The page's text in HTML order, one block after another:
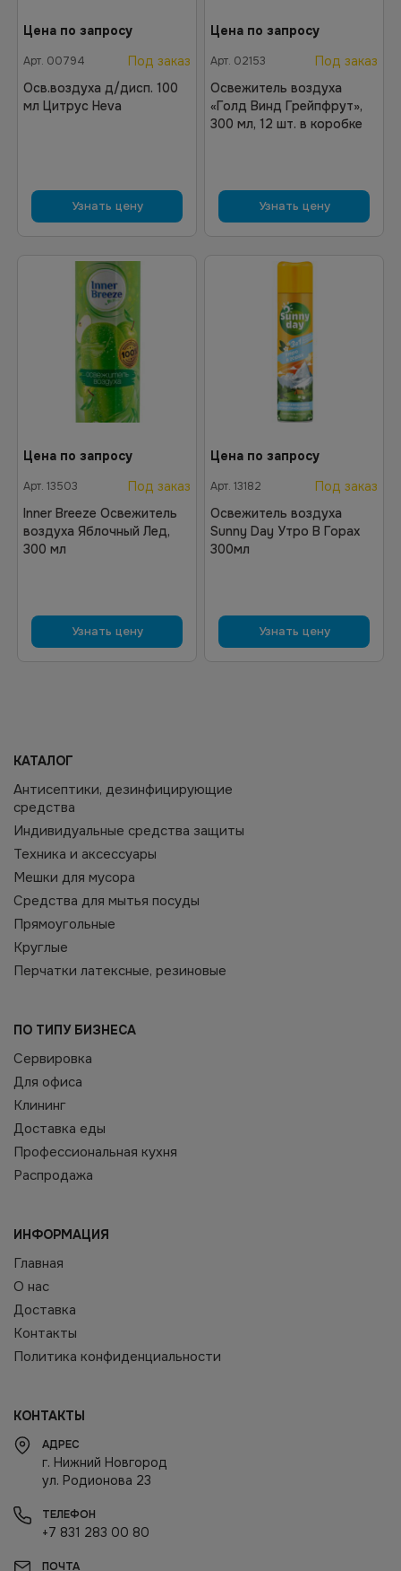
Цена по запросу
Арт. 00794
Под заказ
Осв.воздуха д/дисп. 100
мл Цитрус Heva
Узнать цену
Цена по запросу
Арт. 02153
Под заказ
Освежитель воздуха
«Голд Винд Грейпфрут»,
300 мл, 12 шт. в коробке
Узнать цену
Цена по запросу
Арт. 13503
Под заказ
Inner Breeze Освежитель
воздуха Яблочный Лед,
300 мл
Узнать цену
Цена по запросу
Арт. 13182
Под заказ
Освежитель воздуха
Sunny Day Утро В Горах
300мл
Узнать цену
КАТАЛОГ
Антисептики, дезинфицирующие
средства
Индивидуальные средства защиты
Техника и аксессуары
Мешки для мусора
Средства для мытья посуды
Прямоугольные
Круглые
Перчатки латексные, резиновые
ПО ТИПУ БИЗНЕСА
Сервировка
Для офиса
Клининг
Доставка еды
Профессиональная кухня
Распродажа
ИНФОРМАЦИЯ
Главная
О нас
Доставка
Контакты
Политика конфиденциальности
КОНТАКТЫ
АДРЕС
г. Нижний Новгород
ул. Родионова 23
ТЕЛЕФОН
+7 831 283 00 80
ПОЧТА